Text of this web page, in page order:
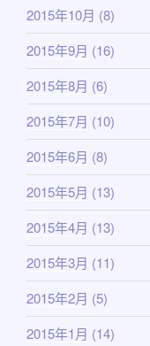
2015年10月 (8)
2015年9月 (16)
2015年8月 (6)
2015年7月 (10)
2015年6月 (8)
2015年5月 (13)
2015年4月 (13)
2015年3月 (11)
2015年2月 (5)
2015年1月 (14)